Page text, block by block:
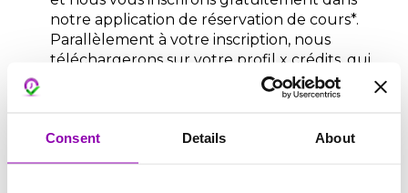
Consent Details About
notre application de réservation de cours*.
Parallèlement à votre inscription, nous
téléchargerons sur votre profil x crédits, qui
correspondent à x euros avec lesquels vous
pourrez vous inscrire à un ou deux cours de